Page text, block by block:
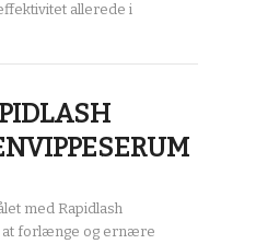
allerede i
med Rapidlash
at forlænge og ernære